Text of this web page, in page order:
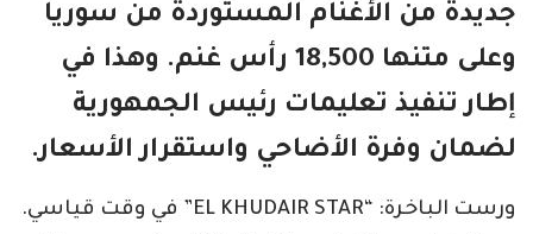
جديدة من الأغنام المستوردة من سوريا
وعلى متنها 18,500 رأس غنم. وهذا في
إطار تنفيذ تعليمات رئيس الجمهورية
لضمان وفرة الأضاحي واستقرار الأسعار.
ورست الباخرة: “EL KHUDAIR STAR” في وقت قياسي.